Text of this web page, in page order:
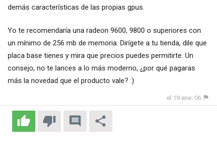
demás características de las propias gpus.
Yo te recomendaría una radeon 9600, 9800 o superiores con
un mínimo de 256 mb de memoria. Dirígete a tu tienda, dile que
placa base tienes y mira que precios puedes permitirte. Un
consejo, no te lances a lo más moderno, ¿por qué pagaras
más la novedad que el producto vale? :)
el 19 ene. 06